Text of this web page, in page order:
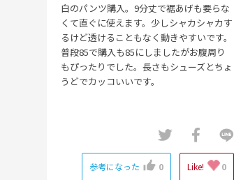
白のパンツ購入。9分丈で裾あげも要らな
くて直ぐに使えます。少しシャカシャカす
るけど透けることもなく動きやすいです。
普段85で購入も85にしましたがお腹周り
もぴったりでした。長さもシューズとちょ
うどでカッコいいです。
参考になった 0 Like! 0